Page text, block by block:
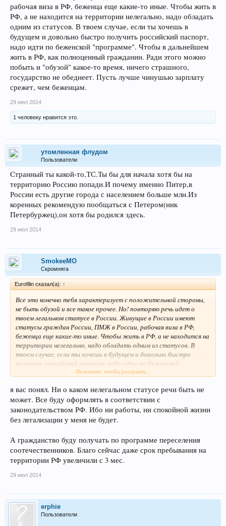
рабочая виза в РФ, беженца еще какие-то иные. Чтобы жить в
РФ, а не находится на территории нелегально, надо обладать
одним из статусов. В твоем случае, если ты хочешь в
будущем и довольно быстро получить российский паспорт,
надо идти по беженской "программе". Чтобы в дальнейшем
жить в РФ, как полноценный гражданин. Ради этого можно
побыть и "обузой" какое-то время, ничего страшного,
государство не обеднеет. Пусть лучше чинушью зарплату
срежет, чем беженцам.
29 июл 2014
1 человеку нравится это.
утомленная флудом
Пользователи
Странный ты какой-то,ТС.Ты бы для начала хотя бы на
территорию Россию попади.И почему именно Питер,в
России есть другие города с населением больше млн.Из
коренных рекомендую пообщаться с Петером(ник
Петербуржец),он хотя бы родился здесь.
29 июл 2014
SmokeeMO
Скромняга
Eurofilin сказал(а): ↑
Все это конечно тебя характеризует с положительной стороны,
не быть обузой и все такое прочее. Но! повторяю речь идет о
твоем легальном статусе в России. Живущие в России имеют
статусы граждан России, ПМЖ в России, рабочая виза в РФ,
беженца еще какие-то иные. Чтобы жить в РФ, а не находится на
территории нелегально, надо обладать одним из статусов. В
твоем случае, если ты хочешь в будущем и довольно быстро
получить российский паспорт, надо идти по беженской
"программе". Чтобы в дальнейшем жить в РФ, как полноценный
ничего страшного, государство не обеднеет. Пусть лучше
чинушью зарплату срежет, чем беженцам.
Нажмите, чтобы раскрыть...
я вас понял. Ни о каком нелегальном статусе речи быть не
может. Все буду оформлять в соответствии с
законодательством РФ. Ибо ни работы, ни спокойной жизни
без легализации у меня не будет.
А гражданство буду получать по программе переселения
соотечественников. Благо сейчас даже срок пребывания на
территории РФ увеличили с 3 мес.
29 июл 2014
erphie
Пользователи